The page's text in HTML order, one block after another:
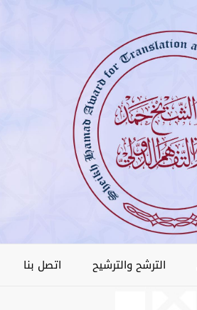
الترشح والترشيح اتصل بنا